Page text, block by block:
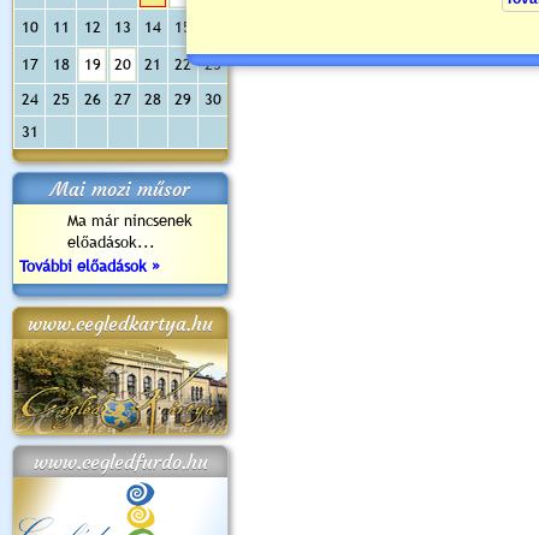
10 11 12 13 14 15
17 18 19 20 21 22
23
24
25 26 27 28 29
30
31
Mai mozi műsor
Ma már nincsenek
előadások...
További előadások »
www.cegledkartya.hu
www.cegledfurdo.hu